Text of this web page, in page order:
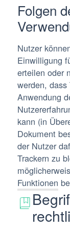
Folgen
Nutzer
Einwilligung
erteilen oder
werden,
Anwendung
kann (in
Dokument
der Nutzer
Trackern zu
Funktionen